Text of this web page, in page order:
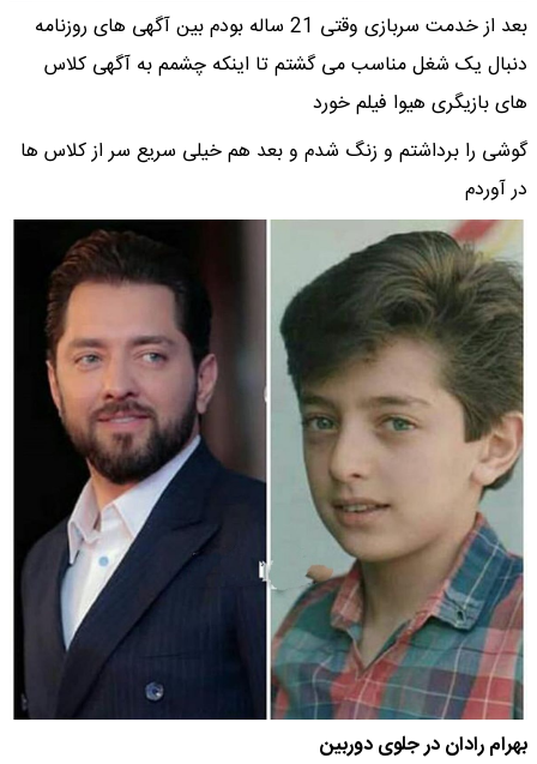
بعد از خدمت سربازی وقتی 21 ساله بودم بین آگهی های روزنامه
دنبال یک شغل مناسب می گشتم تا اینکه چشمم به آگهی کلاس
های بازیگری هیوا فیلم خورد
گوشی را برداشتم و زنگ شدم و بعد هم خیلی سریع سر از کلاس ها
در آوردم
بهرام رادان در جلوی دوربین